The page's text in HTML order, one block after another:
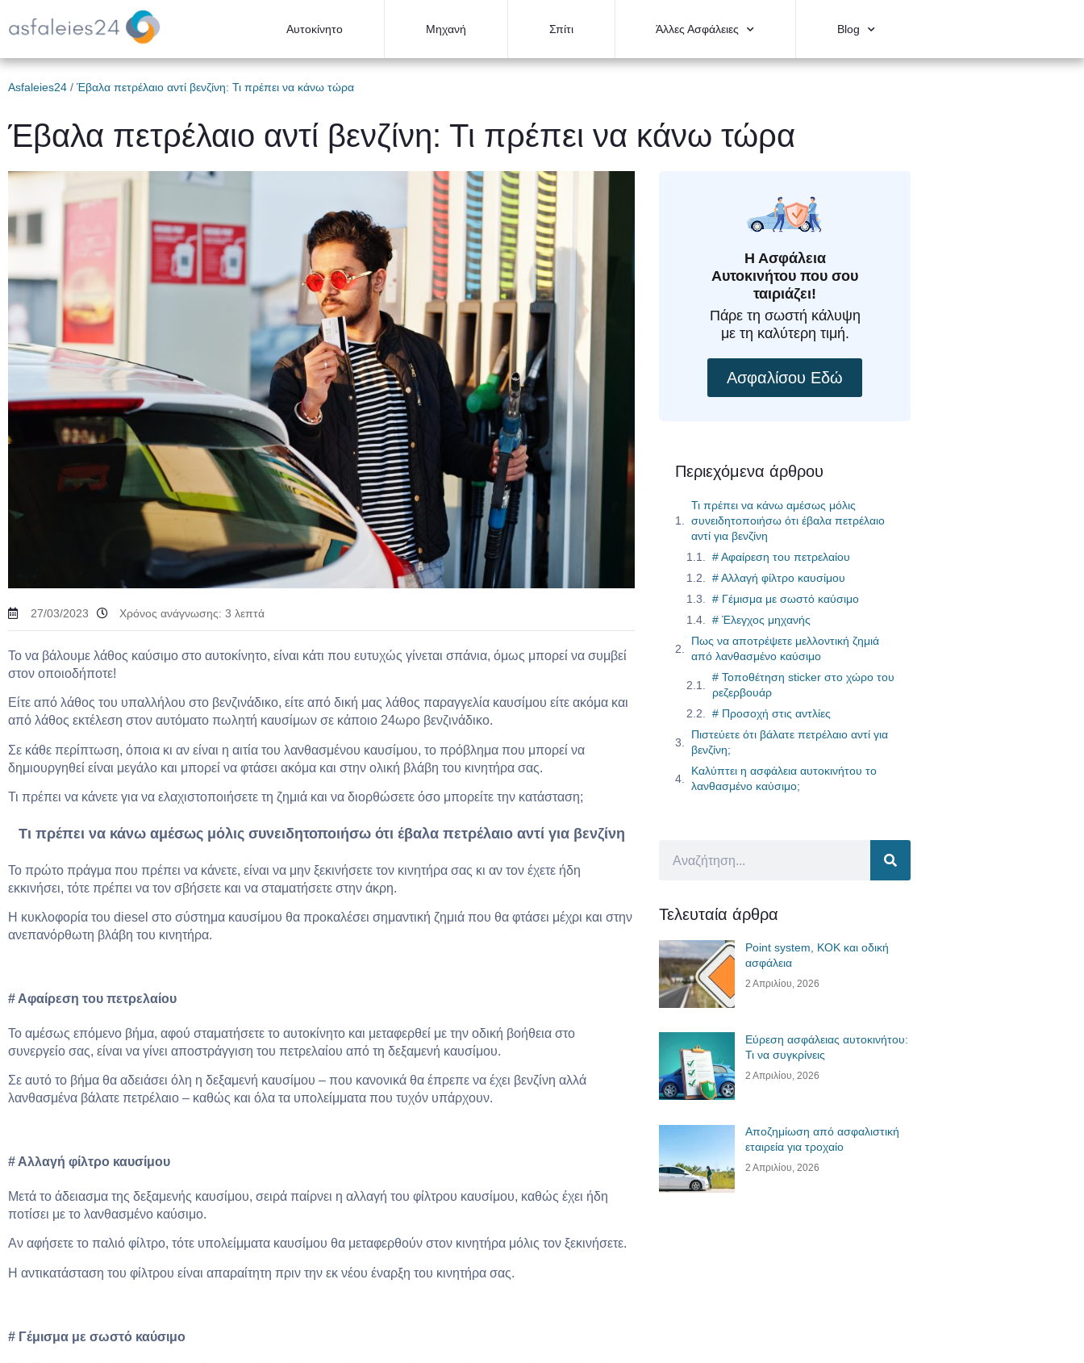
Αυτοκίνητο Μηχανή Σπίτι Άλλες Ασφάλειες Blog
Asfaleies24 / Έβαλα πετρέλαιο αντί βενζίνη: Τι πρέπει να κάνω τώρα
Έβαλα πετρέλαιο αντί βενζίνη: Τι πρέπει να κάνω τώρα
27/03/2023 Χρόνος ανάγνωσης: 3 λεπτά
Το να βάλουμε λάθος καύσιμο στο αυτοκίνητο, είναι κάτι που ευτυχώς γίνεται σπάνια, όμως μπορεί να συμβεί
στον οποιοδήποτε!
Είτε από λάθος του υπαλλήλου στο βενζινάδικο, είτε από δική μας λάθος παραγγελία καυσίμου είτε ακόμα και
από λάθος εκτέλεση στον αυτόματο πωλητή καυσίμων σε κάποιο 24ωρο βενζινάδικο.
Σε κάθε περίπτωση, όποια κι αν είναι η αιτία του λανθασμένου καυσίμου, το πρόβλημα που μπορεί να
δημιουργηθεί είναι μεγάλο και μπορεί να φτάσει ακόμα και στην ολική βλάβη του κινητήρα σας.
Τι πρέπει να κάνετε για να ελαχιστοποιήσετε τη ζημιά και να διορθώσετε όσο μπορείτε την κατάσταση;
Τι πρέπει να κάνω αμέσως μόλις συνειδητοποιήσω ότι έβαλα πετρέλαιο αντί για βενζίνη
Το πρώτο πράγμα που πρέπει να κάνετε, είναι να μην ξεκινήσετε τον κινητήρα σας κι αν τον έχετε ήδη
εκκινήσει, τότε πρέπει να τον σβήσετε και να σταματήσετε στην άκρη.
Η κυκλοφορία του diesel στο σύστημα καυσίμου θα προκαλέσει σημαντική ζημιά που θα φτάσει μέχρι και στην
ανεπανόρθωτη βλάβη του κινητήρα.
# Αφαίρεση του πετρελαίου
Το αμέσως επόμενο βήμα, αφού σταματήσετε το αυτοκίνητο και μεταφερθεί με την οδική βοήθεια στο
συνεργείο σας, είναι να γίνει αποστράγγιση του πετρελαίου από τη δεξαμενή καυσίμου.
Σε αυτό το βήμα θα αδειάσει όλη η δεξαμενή καυσίμου – που κανονικά θα έπρεπε να έχει βενζίνη αλλά
λανθασμένα βάλατε πετρέλαιο – καθώς και όλα τα υπολείμματα που τυχόν υπάρχουν.
# Αλλαγή φίλτρο καυσίμου
Μετά το άδειασμα της δεξαμενής καυσίμου, σειρά παίρνει η αλλαγή του φίλτρου καυσίμου, καθώς έχει ήδη
ποτίσει με το λανθασμένο καύσιμο.
Αν αφήσετε το παλιό φίλτρο, τότε υπολείμματα καυσίμου θα μεταφερθούν στον κινητήρα μόλις τον ξεκινήσετε.
Η αντικατάσταση του φίλτρου είναι απαραίτητη πριν την εκ νέου έναρξη του κινητήρα σας.
# Γέμισμα με σωστό καύσιμο
Η Ασφάλεια
Αυτοκινήτου που σου
ταιριάζει!
Πάρε τη σωστή κάλυψη
με τη καλύτερη τιμή.
Ασφαλίσου Εδώ
Περιεχόμενα άρθρου
Τι πρέπει να κάνω αμέσως μόλις
συνειδητοποιήσω ότι έβαλα πετρέλαιο
αντί για βενζίνη
# Αφαίρεση του πετρελαίου
# Αλλαγή φίλτρο καυσίμου
# Γέμισμα με σωστό καύσιμο
# Έλεγχος μηχανής
Πως να αποτρέψετε μελλοντική ζημιά
από λανθασμένο καύσιμο
# Τοποθέτηση sticker στο χώρο του
ρεζερβουάρ
# Προσοχή στις αντλίες
Πιστεύετε ότι βάλατε πετρέλαιο αντί για
βενζίνη;
Καλύπτει η ασφάλεια αυτοκινήτου το
λανθασμένο καύσιμο;
Τελευταία άρθρα
Point system, ΚΟΚ και οδική
ασφάλεια
2 Απριλίου, 2026
Εύρεση ασφάλειας αυτοκινήτου:
Τι να συγκρίνεις
2 Απριλίου, 2026
Αποζημίωση από ασφαλιστική
εταιρεία για τροχαίο
2 Απριλίου, 2026